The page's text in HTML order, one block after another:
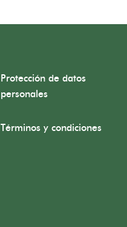
Protección de datos
personales
Términos y condiciones